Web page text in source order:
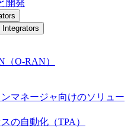
開発
（O-RAN）
マネージャ向けのソリュー
の自動化（TPA）